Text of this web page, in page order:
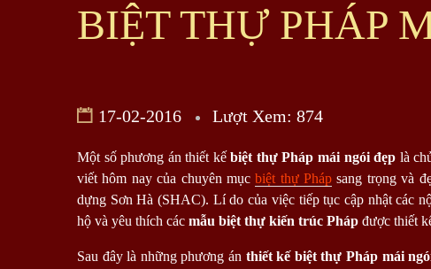
BIỆT THỰ PHÁP
17-02-2016 Lượt Xem: 874
Một số phương án thiết kếbiệt thự Pháp mái ngói đẹp là
viết hôm nay của chuyên mụcbiệt thự Pháp sang trọng và
dựng Sơn Hà (SHAC). Lí do của việc tiếp tục cập nhật các
hộ và yêu thích các mẫu biệt thự kiến trúc Pháp được thiết
Sau đây là những phương án thiết kế biệt thự Pháp mái